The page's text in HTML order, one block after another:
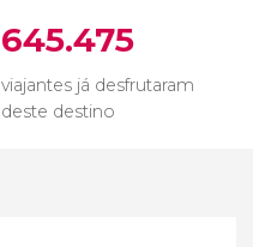
645.475
viajantes já desfrutaram
deste destino